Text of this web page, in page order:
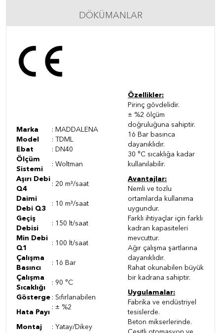
DÖKÜMANLAR
Marka
: MADDALENA
Model
: TDML
Ebat
: DN40
Ölçüm
Sistemi
: Woltman
Aşırı Debi
Q4
: 20 m³/saat
Daimi
Debi Q3
: 10 m³/saat
Geçiş
Debisi
: 150 lt/saat
Min Debi
Q1
: 100 lt/saat
Çalışma
Basıncı
: 16 Bar
Çalışma
Sıcaklığı
: 90 °C
Gösterge : Sıfırlanabilen
Hata Payı
: ± %2
Montaj : Yatay/Dikey
Özellikler:
Pirinç gövdelidir.
± %2 ölçüm
doğruluğuna sahiptir.
16 Bar basınca
dayanıklıdır.
30 °C sıcaklığa kadar
kullanılabilir.
Avantajlar:
Nemli ve tozlu
ortamlarda kullanıma
uygundur.
Farklı ihtiyaçlar için farklı
kadran kapasiteleri
mevcuttur.
Ağır çalışma şartlarına
dayanıklıdır.
Rahat okunabilen büyük
bir kadrana sahiptir.
Uygulamalar:
Fabrika ve endüstriyel
tesislerde.
Beton mikserlerinde.